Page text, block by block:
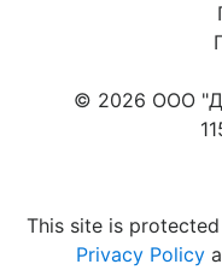
© 2026 ООО
This site is
Privacy Policy